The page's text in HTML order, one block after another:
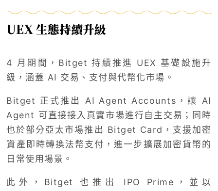
UEX 生態持續升級
4 月期間，Bitget 持續推進 UEX 基礎設施升
級，涵蓋 AI 交易、支付與代幣化市場。
Bitget 正式推出 AI Agent Accounts，讓 AI
Agent 可直接接入真實市場進行自主交易；同時
也於部分亞太市場推出 Bitget Card，支援加密
資產即時轉換法幣支付，進一步擴展加密貨幣的
日常使用場景。
此外，Bitget 也推出 IPO Prime，並以